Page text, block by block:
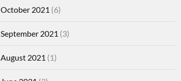
October 2021 (6)
September 2021 (3)
August 2021 (1)